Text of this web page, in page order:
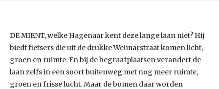
DE MIENT, welke Hagenaar kent deze lange laan niet? Hij
biedt fietsers die uit de drukke Weimarstraat komen licht,
groen en ruimte. En bij de begraafplaatsen verandert de
laan zelfs in een soort buitenweg met nog meer ruimte,
groen en frisse lucht. Maar de bomen daar worden